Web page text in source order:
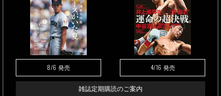
8/6 発売 4/16 発売
雑誌定期購読のご案内